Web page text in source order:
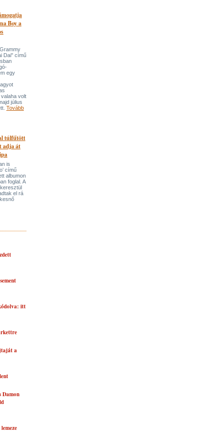
Boy a
Dai" című
egy
volt
július
Tovább
túlfűtött
adja át
is
című
albumon
foglal. A
el rá
itt
a
Damon